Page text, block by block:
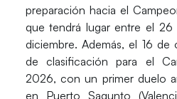
preparación hacia el
que tendrá lugar entre el 26
diciembre. Además, el 16 de
de clasificación para el
2026, con un primer duelo
en Puerto Sagunto